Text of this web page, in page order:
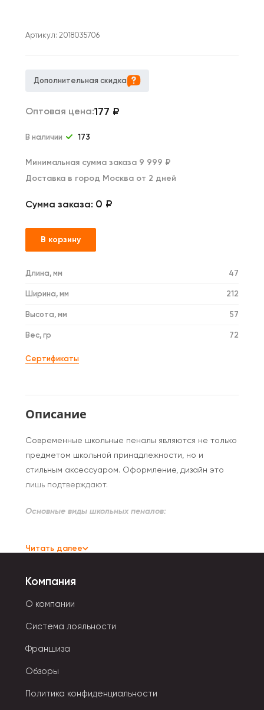
Артикул: 2018035706
Дополнительная скидка
Оптовая цена:177 ₽
В наличии 173
Минимальная сумма заказа 9 999 ₽
Доставка в город Москва от 2 дней
Сумма заказа: 0 ₽
В корзину
Длина, мм 47
Ширина, мм 212
Высота, мм 57
Вес, гр 72
Сертификаты
Описание
Современные школьные пеналы являются не только
предметом школьной принадлежности, но и
стильным аксессуаром. Оформление, дизайн это
лишь подтверждают.
Основные виды школьных пеналов:
компактного чемоданчика.
истиранию. Они неприхотливы в уходе и
Читать далее
Компания
О компании
Система лояльности
Франшиза
Обзоры
Политика конфиденциальности